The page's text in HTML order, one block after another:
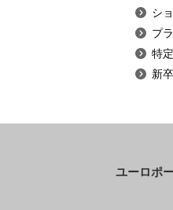
シ
プ
特
新
ユーロポ